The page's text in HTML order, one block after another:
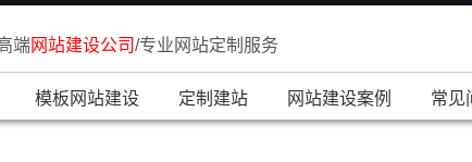
端网站建设公司/专业网站定制服务
模板网站建设 定制建站 网站建设案例 常见